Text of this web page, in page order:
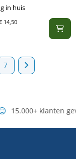
in huis
14,50
7
15.000+ klanten